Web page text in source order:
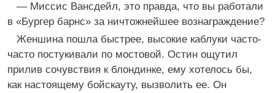
— Миссис Вансдейл, это правда, что вы работали
в «Бургер барнс» за ничтожнейшее вознаграждение?
Женшина пошла быстрее, высокие каблуки часто-
часто постукивали по мостовой. Остин ощутил
прилив сочувствия к блондинке, ему хотелось бы,
как настоящему бойскауту, вызволить ее. Он